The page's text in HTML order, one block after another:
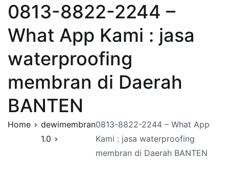
0813-8822-2244 –
What App Kami : jasa
waterproofing
membran di Daerah
BANTEN
Home
dewimembran
1.0
0813-8822-2244 – What App
Kami : jasa waterproofing
membran di Daerah BANTEN